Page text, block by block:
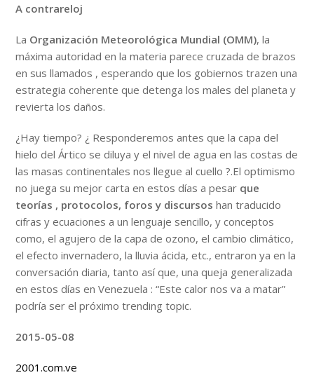
A contrareloj
La Organización Meteorológica Mundial (OMM), la
máxima autoridad en la materia parece cruzada de brazos
en sus llamados , esperando que los gobiernos trazen una
estrategia coherente que detenga los males del planeta y
revierta los daños.
¿Hay tiempo? ¿ Responderemos antes que la capa del
hielo del Ártico se diluya y el nivel de agua en las costas de
las masas continentales nos llegue al cuello ?.El optimismo
no juega su mejor carta en estos días a pesar que
teorías , protocolos, foros y discursos han traducido
cifras y ecuaciones a un lenguaje sencillo, y conceptos
como, el agujero de la capa de ozono, el cambio climático,
el efecto invernadero, la lluvia ácida, etc., entraron ya en la
conversación diaria, tanto así que, una queja generalizada
en estos días en Venezuela : “Este calor nos va a matar”
podría ser el próximo trending topic.
2015-05-08
2001.com.ve